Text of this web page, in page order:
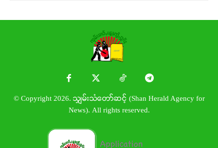
© Copyright 2026. သျှမ်းသံတော်ဆင့် (Shan Herald Agency for
News). All rights reserved.